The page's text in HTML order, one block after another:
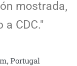
mostrada,
CDC."
Portugal